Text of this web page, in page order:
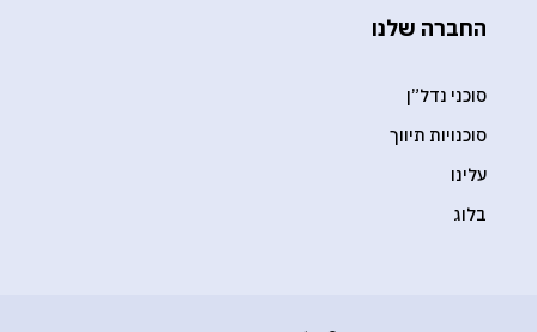
החברה שלנו
סוכני נדל”ן
סוכנויות תיווך
עלינו
בלוג